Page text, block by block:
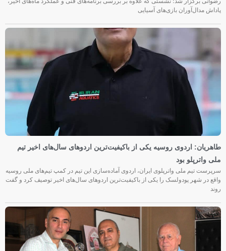
پاداش مدال‌آوران بازی‌های آسیایی
طاهریان: اردوی روسیه یکی از باکیفیت‌ترین اردوهای سال‌های اخیر تیم
ملی واترپلو بود
سرپرست تیم ملی واترپلوی ایران، اردوی آماده‌سازی این تیم در کمپ تیم‌های ملی روسیه
واقع در شهر پودولسک را یکی از باکیفیت‌ترین اردوهای سال‌های اخیر توصیف کرد و گفت
روند